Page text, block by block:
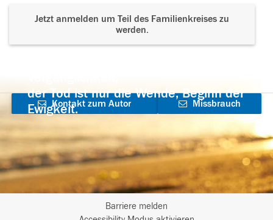
Jetzt anmelden um Teil des Familienkreises zu
werden.
der Tod ist nur die Wende, Beginn der
Ewigkeit.
Kontakt zum Autor
aufnehmen
Missbrauch
Barriere melden